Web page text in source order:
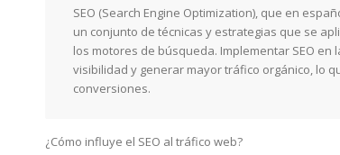
SEO (Search Engine Optimization), que en
un conjunto de técnicas y estrategias que se
los motores de búsqueda. Implementar SEO
visibilidad y generar mayor tráfico orgánico, lo
conversiones.
¿Cómo influye el SEO al tráfico web?